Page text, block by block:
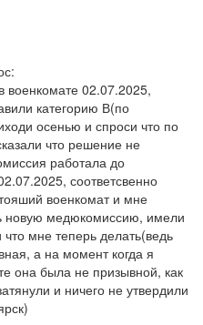
02.07.2025,
категорию В(по
осенью и спроси что по
что решение не
работала до
соответсвенно
военкомат и мне
новую медюкомиссию, имели
мне теперь делать(ведь
а на момент когда я
она была не призывной, как
и ничего не утвердили